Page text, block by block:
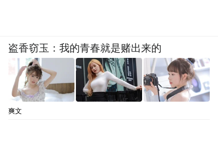
盗香窃玉：我的青春就是赌出来的
爽文